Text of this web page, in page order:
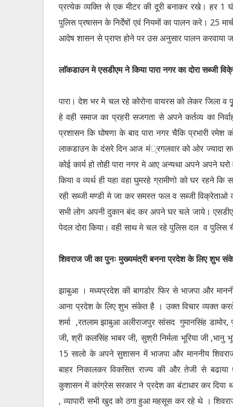
प्रत्येक व्यक्ति से एक मीटर की दूरी बनाकर रखे। हर 1
पुलिस प्रषासन के निर्देषों एवं नियमों का पालन करे। 25
आदेष शासन से प्राप्त होने पर उस अनुसार पालन करवाया
लाॅकडाउन मे एसडीएम ने किया पारा नगर का दोरा सब्जी
पारा। देश भर मे चल रहे कोरोना वायरस को लेकर जिला
हे वही समाज का प्रहरी सजगता से अपने कर्तव्य का
प्रशासन कि घोषणा के बाद पारा नगर चैकि प्रभारी
लाकडाउन के दंसरे दिन आज मं्रगलवार को ओर ज्यादा
कोई कार्य हो तोही पारा नगर मे आए अन्यथा अपने अपने
किया व व्यर्थ ही यहा वहा घुमरहे ग्रामीणो को घर रहने
रही सब्जी मण्डी मे जा कर समस्त फल व सब्जी
सभी लोग अपनी दुकान बंद कर अपने घर चले जाये। एसडीएम
पेदल दोरा किया। वही साथ मे चल रहे पुलिस दल व पुलिस
शिवराज जी का पुनः मुख्यमंत्री बनना प्रदेश के लिए शुभ
झाबुआ । मध्यप्रदेश की बागडोर फिर से भाजपा और
आना प्रदेश के लिए शुभ संकेत है । उक्त विचार व्यक्त करते
शर्मा ,रतलाम झाबुआ अलीराजपुर सांसद गुमानसिंह डामोर,
जी, श्री कलसिंह भाबर जी, सुश्री निर्मला भूरिया जी ,भानु
15 सालो के अपने सुशासन में भाजपा और माननीय
बाहर निकालकर विकसित राज्य की और तेजी से
कुशासन में कांग्रेस सरकार ने प्रदेश का बंटाधार कर दिया
, व्यापारी सभी खुद को ठगा हुआ महसूस कर रहे थे ।